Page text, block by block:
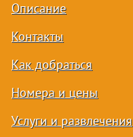
Описание
Контакты
Как добраться
Номера и цены
Услуги и развлечения